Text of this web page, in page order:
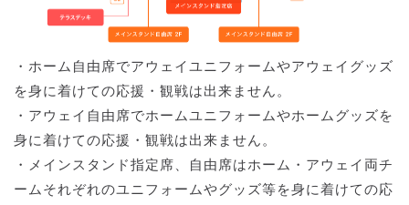
・ホーム自由席でアウェイユニフォームやアウェイグッズ
を身に着けての応援・観戦は出来ません。
・アウェイ自由席でホームユニフォームやホームグッズを
身に着けての応援・観戦は出来ません。
・メインスタンド指定席、自由席はホーム・アウェイ両チ
ームそれぞれのユニフォームやグッズ等を身に着けての応